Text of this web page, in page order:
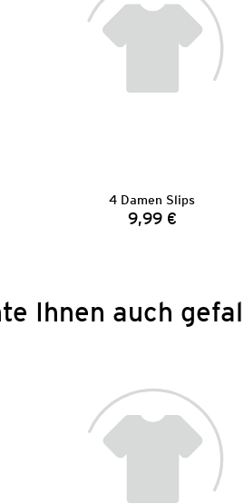
4 Damen Slips
Preis:
9,99 €
Ihnen auch